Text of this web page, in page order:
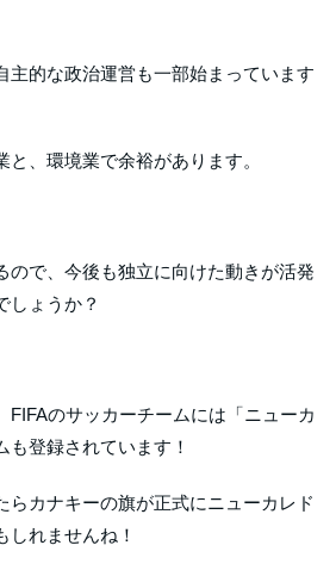
主的な政治運営も一部始まっています
、環境業で余裕があります。
ので、今後も独立に向けた動きが活発
しょうか？
FIFAのサッカーチームには「ニューカ
も登録されています！
らカナキーの旗が正式にニューカレド
しれませんね！